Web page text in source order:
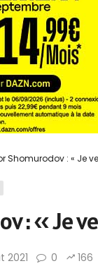
Shomurodov : « Je
: « Je
2021 0 166